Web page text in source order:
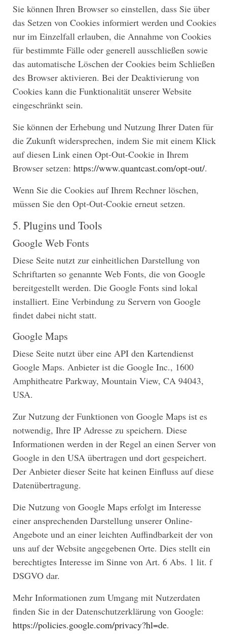
Sie können Ihren Browser so einstellen, dass Sie über
das Setzen von Cookies informiert werden und Cookies
nur im Einzelfall erlauben, die Annahme von Cookies
für bestimmte Fälle oder generell ausschließen sowie
das automatische Löschen der Cookies beim Schließen
des Browser aktivieren. Bei der Deaktivierung von
Cookies kann die Funktionalität unserer Website
eingeschränkt sein.
Sie können der Erhebung und Nutzung Ihrer Daten für
die Zukunft widersprechen, indem Sie mit einem Klick
auf diesen Link einen Opt-Out-Cookie in Ihrem
Browser setzen: https://www.quantcast.com/opt-out/.
Wenn Sie die Cookies auf Ihrem Rechner löschen,
müssen Sie den Opt-Out-Cookie erneut setzen.
5. Plugins und Tools
Google Web Fonts
Diese Seite nutzt zur einheitlichen Darstellung von
Schriftarten so genannte Web Fonts, die von Google
bereitgestellt werden. Die Google Fonts sind lokal
installiert. Eine Verbindung zu Servern von Google
findet dabei nicht statt.
Google Maps
Diese Seite nutzt über eine API den Kartendienst
Google Maps. Anbieter ist die Google Inc., 1600
Amphitheatre Parkway, Mountain View, CA 94043,
USA.
Zur Nutzung der Funktionen von Google Maps ist es
notwendig, Ihre IP Adresse zu speichern. Diese
Informationen werden in der Regel an einen Server von
Google in den USA übertragen und dort gespeichert.
Der Anbieter dieser Seite hat keinen Einfluss auf diese
Datenübertragung.
Die Nutzung von Google Maps erfolgt im Interesse
einer ansprechenden Darstellung unserer Online-
Angebote und an einer leichten Auffindbarkeit der von
uns auf der Website angegebenen Orte. Dies stellt ein
berechtigtes Interesse im Sinne von Art. 6 Abs. 1 lit. f
DSGVO dar.
Mehr Informationen zum Umgang mit Nutzerdaten
finden Sie in der Datenschutzerklärung von Google:
https://policies.google.com/privacy?hl=de.